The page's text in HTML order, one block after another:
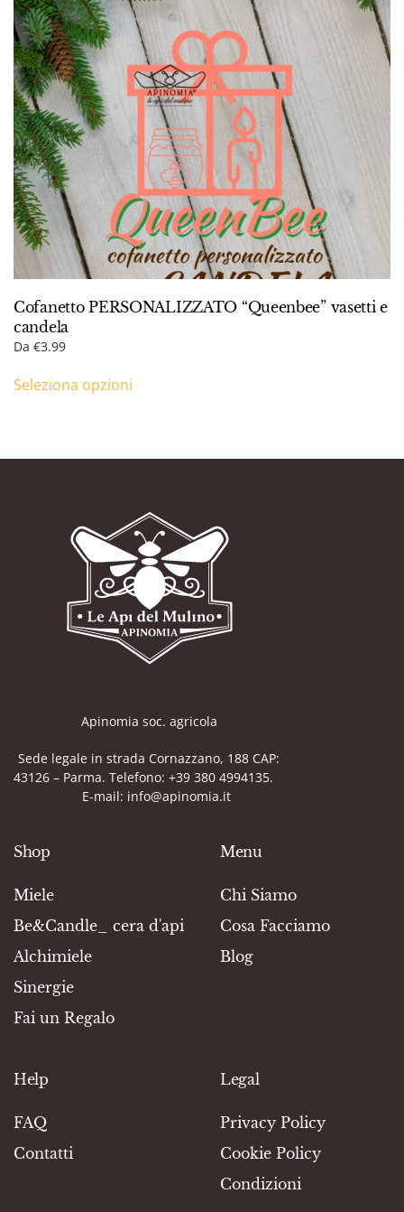
Cofanetto PERSONALIZZATO “Queenbee” vasetti e
candela
Da €3.99
Seleziona opzioni
Apinomia soc. agricola
Sede legale in strada Cornazzano, 188 CAP:
43126 – Parma. Telefono: +39 380 4994135.
E-mail: info@apinomia.it
Shop
Miele
Be&Candle_ cera d'api
Alchimiele
Sinergie
Fai un Regalo
Menu
Chi Siamo
Cosa Facciamo
Blog
Help
FAQ
Contatti
Legal
Privacy Policy
Cookie Policy
Condizioni